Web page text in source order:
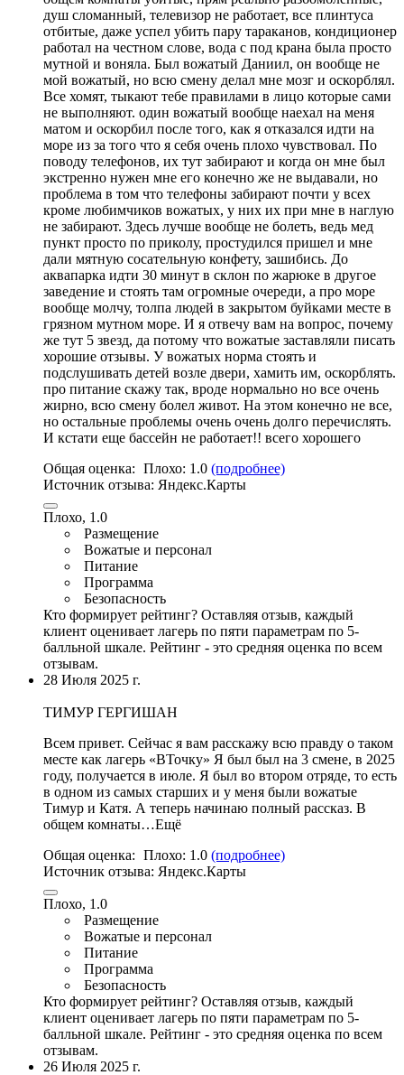
душ сломанный, телевизор не работает, все плинтуса
отбитые, даже успел убить пару тараканов, кондиционер
работал на честном слове, вода с под крана была просто
мутной и воняла. Был вожатый Даниил, он вообще не
мой вожатый, но всю смену делал мне мозг и оскорблял.
Все хомят, тыкают тебе правилами в лицо которые сами
не выполняют. один вожатый вообще наехал на меня
матом и оскорбил после того, как я отказался идти на
море из за того что я себя очень плохо чувствовал. По
поводу телефонов, их тут забирают и когда он мне был
экстренно нужен мне его конечно же не выдавали, но
проблема в том что телефоны забирают почти у всех
кроме любимчиков вожатых, у них их при мне в наглую
не забирают. Здесь лучше вообще не болеть, ведь мед
пункт просто по приколу, простудился пришел и мне
дали мятную сосательную конфету, зашибись. До
аквапарка идти 30 минут в склон по жарюке в другое
заведение и стоять там огромные очереди, а про море
вообще молчу, толпа людей в закрытом буйками месте в
грязном мутном море. И я отвечу вам на вопрос, почему
же тут 5 звезд, да потому что вожатые заставляли писать
хорошие отзывы. У вожатых норма стоять и
подслушивать детей возле двери, хамить им, оскорблять.
про питание скажу так, вроде нормально но все очень
жирно, всю смену болел живот. На этом конечно не все,
но остальные проблемы очень очень долго перечислять.
И кстати еще бассейн не работает!! всего хорошего
Общая оценка: Плохо: 1.0 (подробнее)
Источник отзыва: Яндекс.Карты
Плохо, 1.0
Размещение
Вожатые и персонал
Питание
Программа
Безопасность
Кто формирует рейтинг? Оставляя отзыв, каждый
клиент оценивает лагерь по пяти параметрам по 5-
балльной шкале. Рейтинг - это средняя оценка по всем
отзывам.
28 Июля 2025 г.
ТИМУР ГЕРГИШАН
Всем привет. Сейчас я вам расскажу всю правду о таком
месте как лагерь «ВТочку» Я был был на 3 смене, в 2025
году, получается в июле. Я был во втором отряде, то есть
в одном из самых старших и у меня были вожатые
Тимур и Катя. А теперь начинаю полный рассказ. В
общем комнаты…Ещё
Общая оценка: Плохо: 1.0 (подробнее)
Источник отзыва: Яндекс.Карты
Плохо, 1.0
Размещение
Вожатые и персонал
Питание
Программа
Безопасность
Кто формирует рейтинг? Оставляя отзыв, каждый
клиент оценивает лагерь по пяти параметрам по 5-
балльной шкале. Рейтинг - это средняя оценка по всем
отзывам.
26 Июля 2025 г.